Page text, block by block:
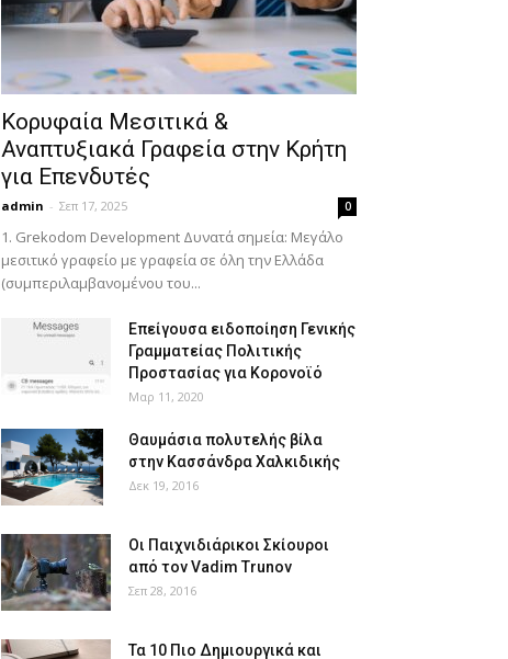
Κορυφαία Μεσιτικά &
Αναπτυξιακά Γραφεία στην Κρήτη
για Επενδυτές
admin - Σεπ 17, 2025 0
1. Grekodom Development Δυνατά σημεία: Μεγάλο
μεσιτικό γραφείο με γραφεία σε όλη την Ελλάδα
(συμπεριλαμβανομένου του...
Επείγουσα ειδοποίηση Γενικής
Γραμματείας Πολιτικής
Προστασίας για Κορονοϊό
Μαρ 11, 2020
Θαυμάσια πολυτελής βίλα
στην Κασσάνδρα Χαλκιδικής
Δεκ 19, 2016
Οι Παιχνιδιάρικοι Σκίουροι
από τον Vadim Trunov
Σεπ 28, 2016
Τα 10 Πιο Δημιουργικά και